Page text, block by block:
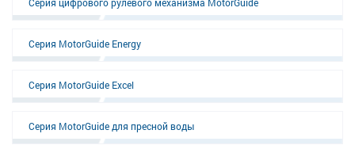
Серия MotorGuide Energy
Серия MotorGuide Excel
Серия MotorGuide для пресной воды